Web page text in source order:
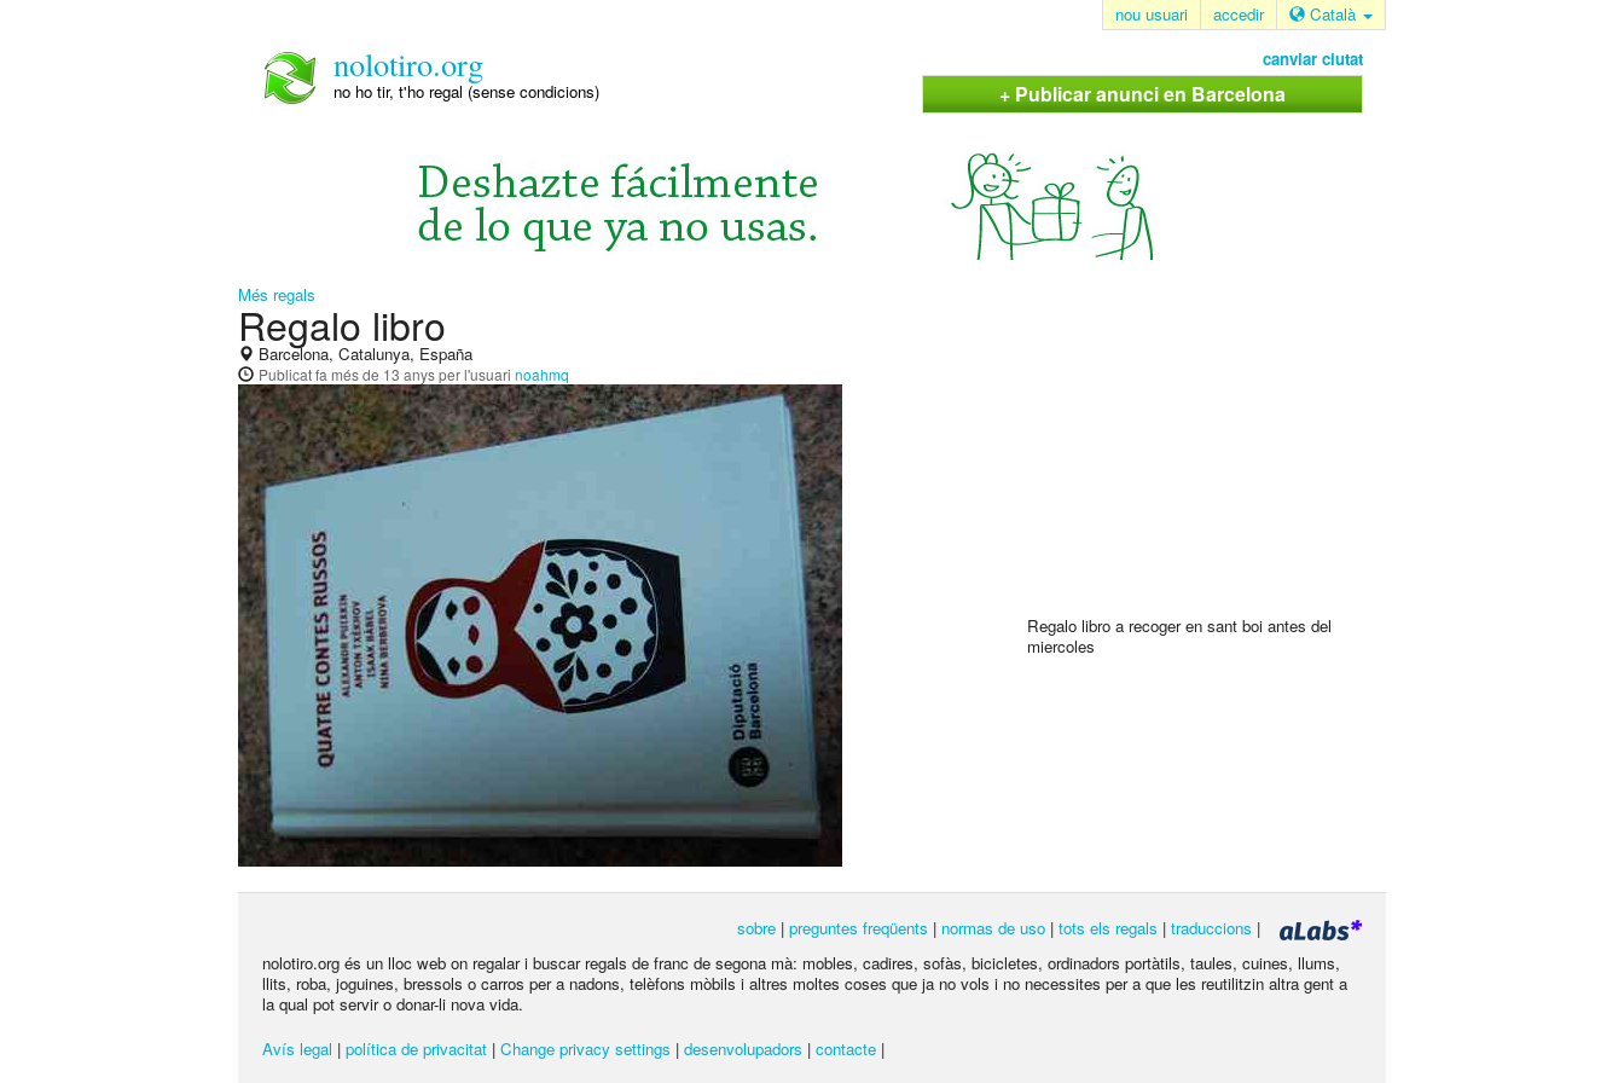
nou usuari accedir Català
nolotiro.org
no ho tir, t'ho regal (sense condicions)
canviar ciutat
+ Publicar anunci en Barcelona
Més regals
Regalo libro
Barcelona, Catalunya, España
Publicatfa més de 13 anysper l'usuari noahmq
Regalo libro a recoger en sant boi antes del
miercoles
sobre | preguntes freqüents | normas de uso | tots els regals | traduccions |
nolotiro.org és un lloc web on regalar i buscar regals de franc de segona mà: mobles, cadires, sofàs, bicicletes, ordinadors portàtils, taules, cuines, llums,
llits, roba, joguines, bressols o carros per a nadons, telèfons mòbils i altres moltes coses que ja no vols i no necessites per a que les reutilitzin altra gent a
la qual pot servir o donar-li nova vida.
Avís legal | política de privacitat | Change privacy settings | desenvolupadors | contacte |